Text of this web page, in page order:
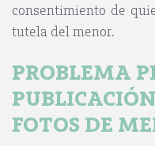
consentimiento de
tutela del menor.
PROBLEMA
PUBLICACIÓ
FOTOS DE